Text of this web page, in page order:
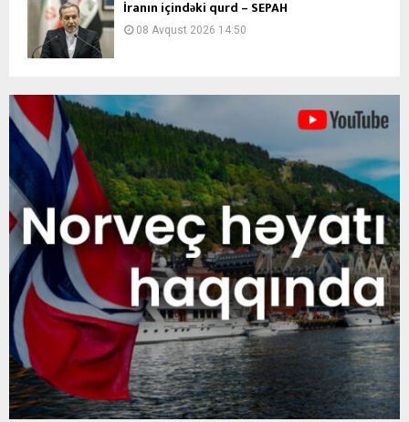
İranın içindəki qurd – SEPAH
08 Avqust 2026 14:50